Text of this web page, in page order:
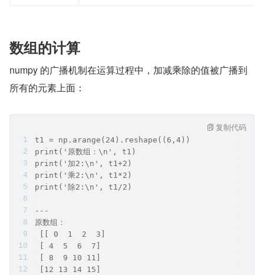
数组的计算
numpy 的广播机制在运算过程中，加减乘除的值被广播到
所有的元素上面：
t1 = np.arange(24).reshape((6,4))
print('原数组：\n', t1)
print('加2:\n', t1+2)
print('乘2:\n', t1*2)
print('除2:\n', t1/2)
---
原数组：
[[ 0  1  2  3]
[ 4  5  6  7]
[ 8  9 10 11]
[12 13 14 15]
复制代码